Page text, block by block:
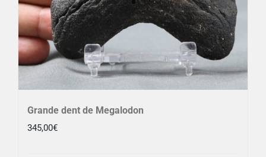
Grande dent de Megalodon
345,00€